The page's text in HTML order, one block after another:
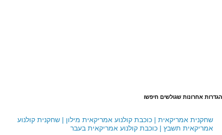
הגדרות אחרונות שגולשים חיפשו
שחקנית אמריקאית | כוכבת קולנוע אמריקאית מילון | שחקנית קולנוע
אמריקאית תשבץ | כוכבת קולנוע אמריקאית בעבר